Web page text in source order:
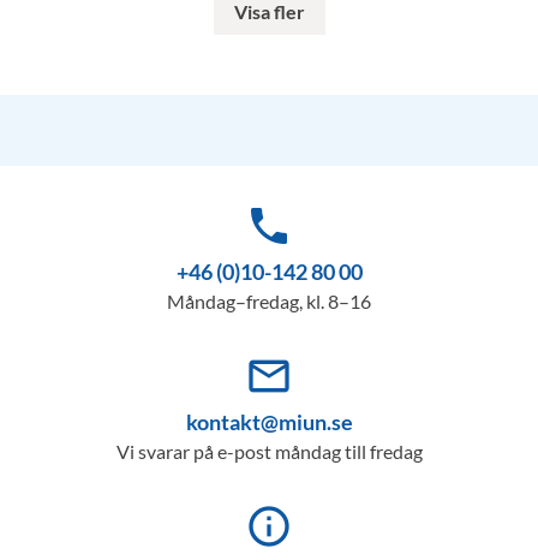
Visa fler
phone
+46 (0)10-142 80 00
Måndag–fredag, kl. 8–16
mail_outline
kontakt@miun.se
Vi svarar på e-post måndag till fredag
info_outline